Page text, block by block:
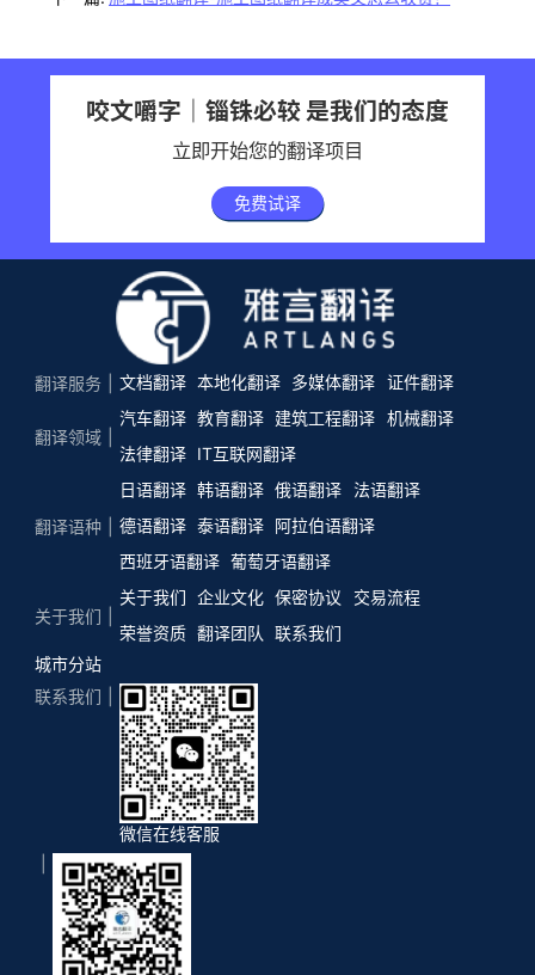
咬文嚼字｜锱铢必较 是我们的态度
立即开始您的翻译项目
免费试译
翻译服务 文档翻译 本地化翻译 多媒体翻译 证件翻译
翻译领域
汽车翻译 教育翻译 建筑工程翻译 机械翻译
法律翻译
IT互联网翻译
翻译语种
日语翻译 韩语翻译 俄语翻译
法语翻译
德语翻译 泰语翻译 阿拉伯语翻译
西班牙语翻译 葡萄牙语翻译
关于我们
关于我们 企业文化 保密协议
交易流程
荣誉资质 翻译团队
联系我们
城市分站
联系我们
微信在线客服